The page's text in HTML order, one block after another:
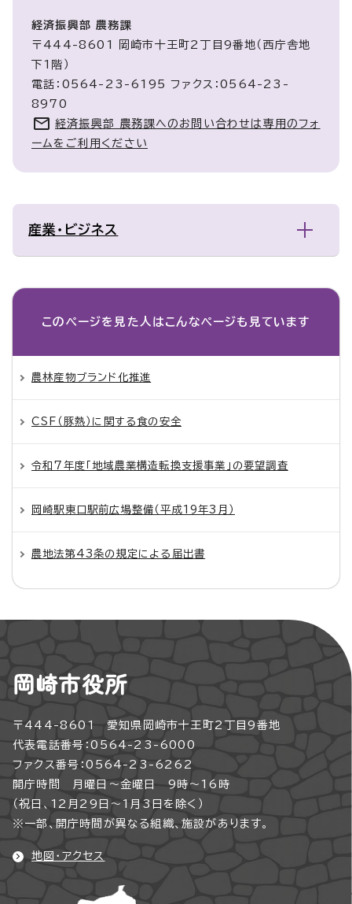
経済振興部 農務課
〒444-8601 岡崎市十王町2丁目9番地（西庁舎地
下1階）
電話：0564-23-6195 ファクス：0564-23-
8970
経済振興部 農務課へのお問い合わせは専用のフォ
ームをご利用ください
産業・ビジネス
このページを見た人は こんなページも見ています
農林産物ブランド化推進
CSF（豚熱）に関する食の安全
令和7年度「地域農業構造転換支援事業」の要望調査
岡崎駅東口駅前広場整備（平成19年3月）
農地法第43条の規定による届出書
岡崎市役所
〒444-8601 愛知県岡崎市十王町2丁目9番地
代表電話番号：0564-23-6000
ファクス番号：0564-23-6262
開庁時間 月曜日～金曜日 9時～16時
（祝日、12月29日～1月3日を除く）
※一部、開庁時間が異なる組織、施設があります。
地図・アクセス